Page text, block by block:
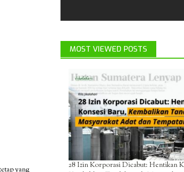
yang
MOST VIEWED POSTS
28 Izin Korporasi Dicabut: Hentikan